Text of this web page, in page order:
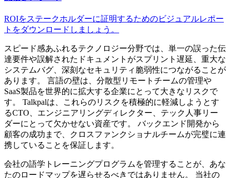
ROIをステークホルダーに証明するためのビジュアルレポー
トをダウンロードしましょう。
スピード感あふれるテクノロジー分野では、単一の誤った伝
達要件や誤解されたドキュメントがスプリント遅延、重大な
システムバグ、深刻なセキュリティ脆弱性につながることが
あります。 言語の壁は、分散型リモートチームの管理や
SaaS製品を世界的に拡大する企業にとって大きなリスクで
す。 Talkpalは、これらのリスクを積極的に軽減しようとす
るCTO、エンジニアリングディレクター、テック人事リー
ダーにとって欠かせない資産です。 バックエンド開発から
顧客の成功まで、クロスファンクショナルチームが完璧に連
携していることを保証します。
会社の語学トレーニングプログラムを管理することが、あな
たのロードマップを遅らせるべきではありません。 当社の